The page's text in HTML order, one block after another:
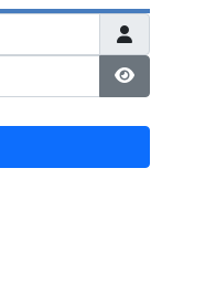
Afficher